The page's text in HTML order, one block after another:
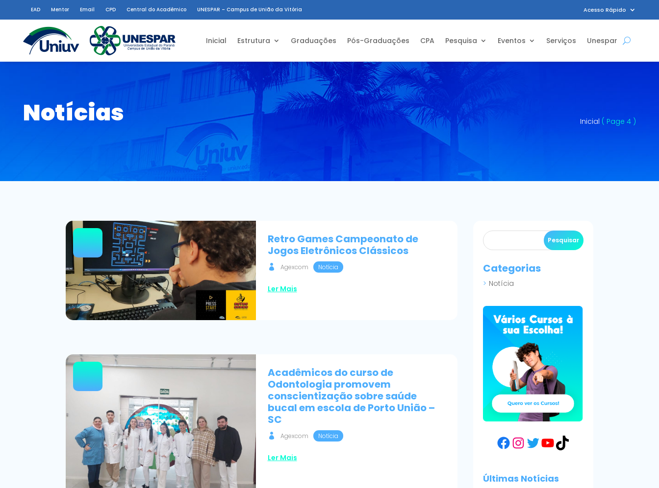
EAD Mentor Email CPD Central do Acadêmico UNESPAR – Campus de União da Vitória Acesso Rápido
Inicial Estrutura Graduações Pós-Graduações CPA Pesquisa Eventos Serviços Unespar
Notícias Inicial ( Page 4 )
Retro Games Campeonato de
Jogos Eletrônicos Clássicos
Agexcom Notícia
Ler Mais
Acadêmicos do curso de
Odontologia promovem
conscientização sobre saúde
bucal em escola de Porto União –
SC
Agexcom Notícia
Ler Mais
Categorias
Notícia
Facebook
Instagram
Twitter
YouTube
TikTok
Últimas Notícias